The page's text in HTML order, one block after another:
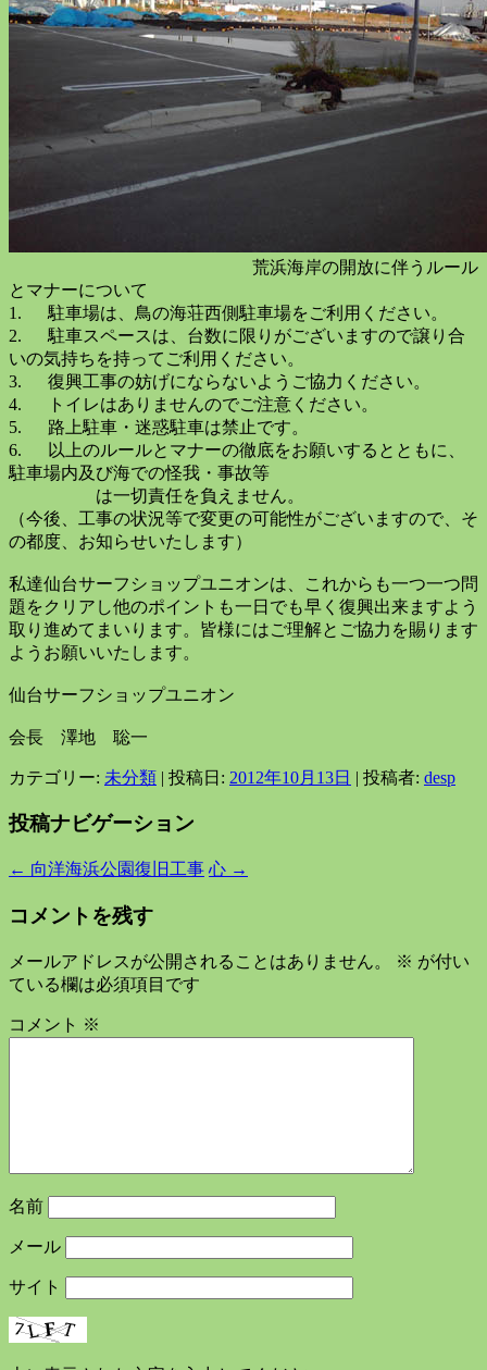
荒浜海岸の開放に伴うルール
とマナーについて
1. 駐車場は、鳥の海荘西側駐車場をご利用ください。
2. 駐車スペースは、台数に限りがございますので譲り合
いの気持ちを持ってご利用ください。
3. 復興工事の妨げにならないようご協力ください。
4. トイレはありませんのでご注意ください。
5. 路上駐車・迷惑駐車は禁止です。
6. 以上のルールとマナーの徹底をお願いするとともに、
駐車場内及び海での怪我・事故等
は一切責任を負えません。
（今後、工事の状況等で変更の可能性がございますので、そ
の都度、お知らせいたします）
私達仙台サーフショップユニオンは、これからも一つ一つ問
題をクリアし他のポイントも一日でも早く復興出来ますよう
取り進めてまいります。皆様にはご理解とご協力を賜ります
ようお願いいたします。
仙台サーフショップユニオン
会長 澤地 聡一
カテゴリー: 未分類 | 投稿日: 2012年10月13日 | 投稿者: desp
投稿ナビゲーション
← 向洋海浜公園復旧工事 心 →
コメントを残す
メールアドレスが公開されることはありません。 ※ が付い
ている欄は必須項目です
コメント ※
名前
メール
サイト